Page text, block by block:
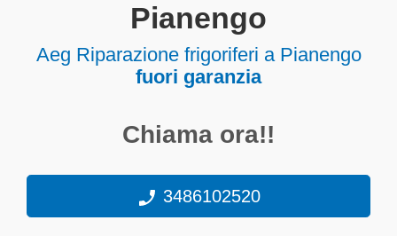
Pianengo
Aeg Riparazione frigoriferi a Pianengo
fuori garanzia
Chiama ora!!
3486102520